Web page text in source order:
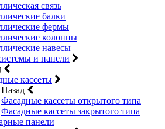
связь
балки
фермы
колонны
навесы
и панели
кассеты
Назад
Фасадные кассеты открытого типа
Фасадные кассеты закрытого типа
панели